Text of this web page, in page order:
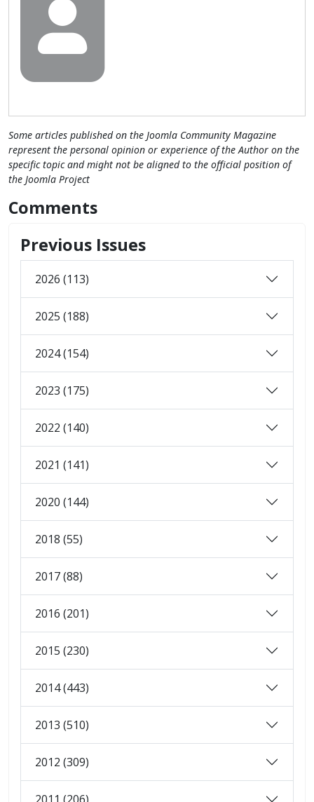
Some articles published on the Joomla Community Magazine
represent the personal opinion or experience of the Author on the
specific topic and might not be aligned to the official position of
the Joomla Project
Comments
Previous Issues
2026 (113)
2025 (188)
2024 (154)
2023 (175)
2022 (140)
2021 (141)
2020 (144)
2018 (55)
2017 (88)
2016 (201)
2015 (230)
2014 (443)
2013 (510)
2012 (309)
2011 (206)